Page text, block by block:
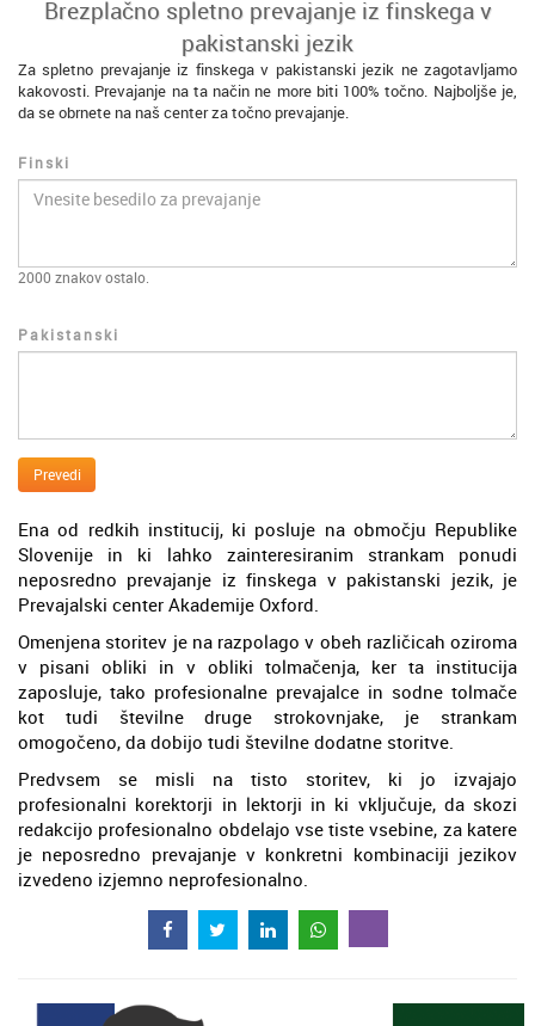
Brezplačno spletno prevajanje iz finskega v
pakistanski jezik
Za spletno prevajanje iz finskega v pakistanski jezik ne zagotavljamo
kakovosti. Prevajanje na ta način ne more biti 100% točno. Najboljše je,
da se obrnete na naš center za točno prevajanje.
Finski
2000 znakov ostalo.
Pakistanski
Prevedi
Ena od redkih institucij, ki posluje na območju Republike
Slovenije in ki lahko zainteresiranim strankam ponudi
neposredno prevajanje iz finskega v pakistanski jezik, je
Prevajalski center Akademije Oxford.
Omenjena storitev je na razpolago v obeh različicah oziroma
v pisani obliki in v obliki tolmačenja, ker ta institucija
zaposluje, tako profesionalne prevajalce in sodne tolmače
kot tudi številne druge strokovnjake, je strankam
omogočeno, da dobijo tudi številne dodatne storitve.
Predvsem se misli na tisto storitev, ki jo izvajajo
profesionalni korektorji in lektorji in ki vključuje, da skozi
redakcijo profesionalno obdelajo vse tiste vsebine, za katere
je neposredno prevajanje v konkretni kombinaciji jezikov
izvedeno izjemno neprofesionalno.